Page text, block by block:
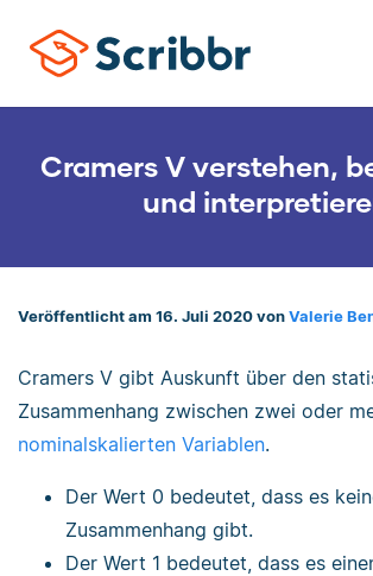
Cramers V verstehen,
und
Veröffentlicht am 16. Juli 2020 von Valerie
Cramers V gibt Auskunft über den
Zusammenhang zwischen zwei oder
nominalskalierten Variablen.
Der Wert 0 bedeutet, dass es
Zusammenhang gibt.
Der Wert 1 bedeutet, dass es